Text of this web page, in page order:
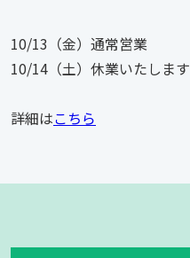
10/13（金）通常営業
10/14（土）休業いたします
詳細はこちら